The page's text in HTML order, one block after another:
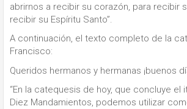
abrirnos a recibir su corazón, para recibir
recibir su Espíritu Santo”.
A continuación, el texto completo de la
Francisco:
Queridos hermanos y hermanas ¡buenos
“En la catequesis de hoy, que concluye el
Diez Mandamientos, podemos utilizar